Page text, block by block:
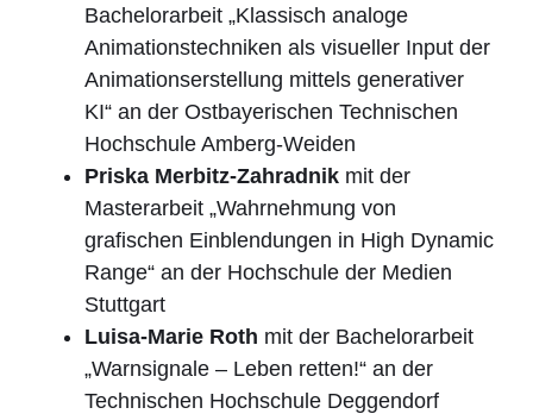
Bachelorarbeit „Klassisch analoge
Animationstechniken als visueller Input der
Animationserstellung mittels generativer
KI“ an der Ostbayerischen Technischen
Hochschule Amberg-Weiden
Priska Merbitz-Zahradnik mit der
Masterarbeit „Wahrnehmung von
grafischen Einblendungen in High Dynamic
Range“ an der Hochschule der Medien
Stuttgart
Luisa-Marie Roth mit der Bachelorarbeit
„Warnsignale – Leben retten!“ an der
Technischen Hochschule Deggendorf